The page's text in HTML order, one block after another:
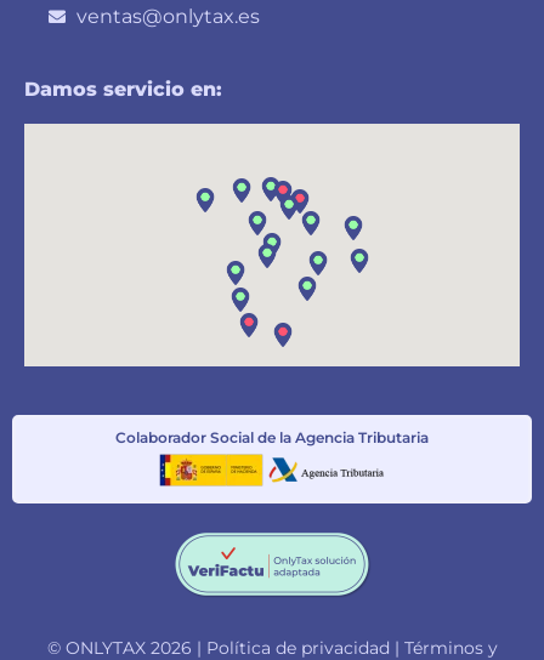
ventas@onlytax.es
Damos servicio en:
Colaborador Social de la Agencia Tributaria
© ONLYTAX 2026 | Política de privacidad | Términos y